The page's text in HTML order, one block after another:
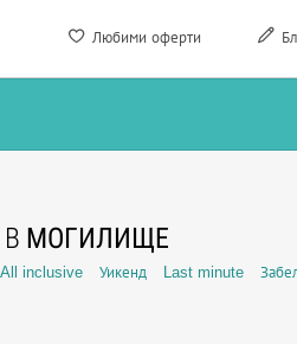
Любими оферти
МОГИЛИЩЕ
All inclusive Уикенд Last minute